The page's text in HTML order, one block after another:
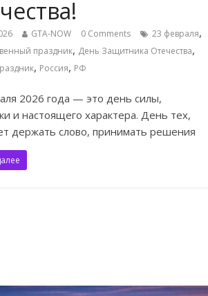
GTA-NOW 0 Comments 23 февраля,
праздник, День Защитника Отечества,
, Россия, РФ
2026 года — это день силы,
и настоящего характера. День тех,
держать слово, принимать решения